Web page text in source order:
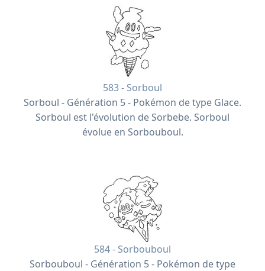
583 - Sorboul
Sorboul - Génération 5 - Pokémon de type Glace.
Sorboul est l'évolution de Sorbebe. Sorboul
évolue en Sorbouboul.
584 - Sorbouboul
Sorbouboul - Génération 5 - Pokémon de type